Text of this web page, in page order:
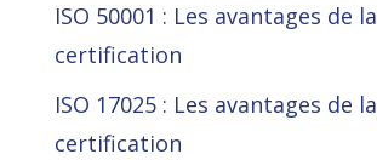
ISO 50001 : Les avantages de la
certification
ISO 17025 : Les avantages de la
certification